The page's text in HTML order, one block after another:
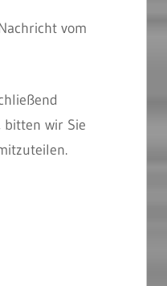
vom
bitten wir Sie